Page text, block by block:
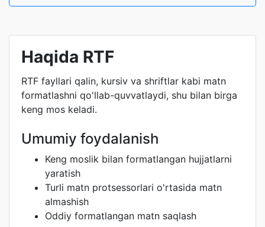
Haqida RTF
RTF fayllari qalin, kursiv va shriftlar kabi matn
formatlashni qo'llab-quvvatlaydi, shu bilan birga
keng mos keladi.
Umumiy foydalanish
Keng moslik bilan formatlangan hujjatlarni
yaratish
Turli matn protsessorlari o'rtasida matn
almashish
Oddiy formatlangan matn saqlash